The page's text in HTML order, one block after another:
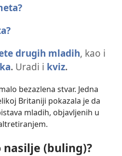
drugih mladih, kao i
. Uradi i kviz.
bezazlena stvar. Jedna
Britaniji pokazala je da
mladih, objavljenih u
nasilje (buling)?